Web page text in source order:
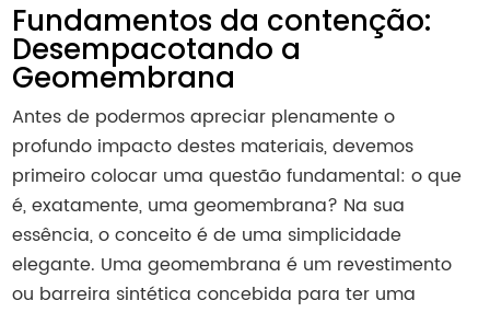
Fundamentos da contenção:
Desempacotando a
Geomembrana
Antes de podermos apreciar plenamente o
profundo impacto destes materiais, devemos
primeiro colocar uma questão fundamental: o que
é, exatamente, uma geomembrana? Na sua
essência, o conceito é de uma simplicidade
elegante. Uma geomembrana é um revestimento
ou barreira sintética concebida para ter uma